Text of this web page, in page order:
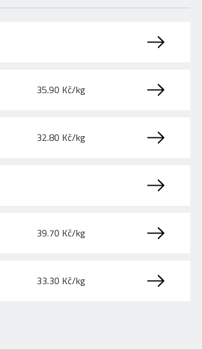
35.90 Kč/kg
32.80 Kč/kg
39.70 Kč/kg
33.30 Kč/kg